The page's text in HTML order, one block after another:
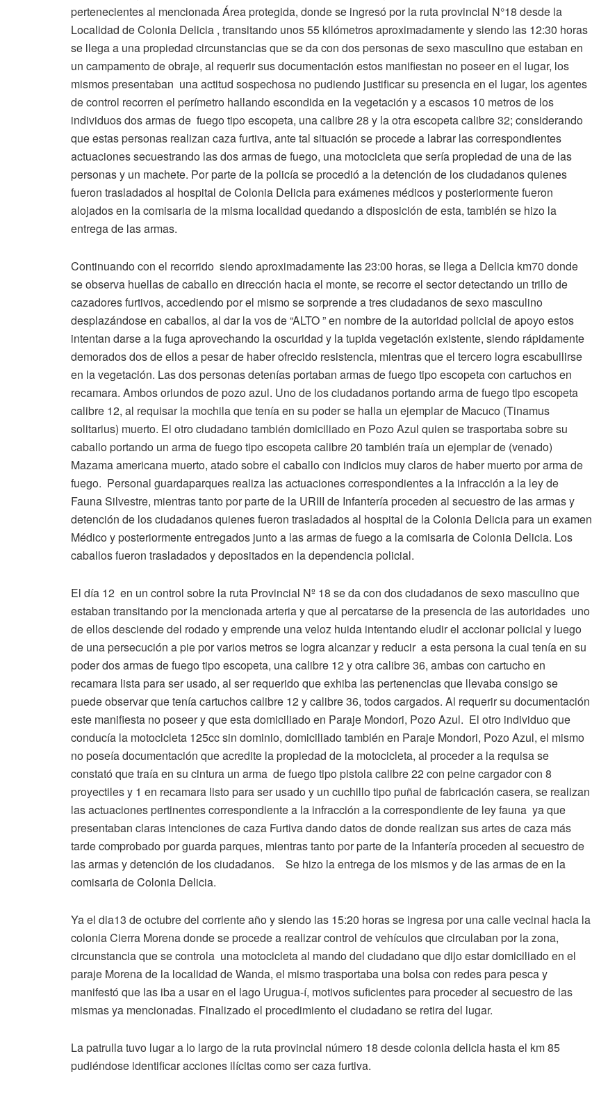
pertenecientes al mencionada Área protegida, donde se ingresó por la ruta provincial N°18 desde la
Localidad de Colonia Delicia , transitando unos 55 kilómetros aproximadamente y siendo las 12:30 horas
se llega a una propiedad circunstancias que se da con dos personas de sexo masculino que estaban en
un campamento de obraje, al requerir sus documentación estos manifiestan no poseer en el lugar, los
mismos presentaban una actitud sospechosa no pudiendo justificar su presencia en el lugar, los agentes
de control recorren el perímetro hallando escondida en la vegetación y a escasos 10 metros de los
individuos dos armas de fuego tipo escopeta, una calibre 28 y la otra escopeta calibre 32; considerando
que estas personas realizan caza furtiva, ante tal situación se procede a labrar las correspondientes
actuaciones secuestrando las dos armas de fuego, una motocicleta que sería propiedad de una de las
personas y un machete. Por parte de la policía se procedió a la detención de los ciudadanos quienes
fueron trasladados al hospital de Colonia Delicia para exámenes médicos y posteriormente fueron
alojados en la comisaria de la misma localidad quedando a disposición de esta, también se hizo la
entrega de las armas.
Continuando con el recorrido siendo aproximadamente las 23:00 horas, se llega a Delicia km70 donde
se observa huellas de caballo en dirección hacia el monte, se recorre el sector detectando un trillo de
cazadores furtivos, accediendo por el mismo se sorprende a tres ciudadanos de sexo masculino
desplazándose en caballos, al dar la vos de “ALTO ” en nombre de la autoridad policial de apoyo estos
intentan darse a la fuga aprovechando la oscuridad y la tupida vegetación existente, siendo rápidamente
demorados dos de ellos a pesar de haber ofrecido resistencia, mientras que el tercero logra escabullirse
en la vegetación. Las dos personas detenías portaban armas de fuego tipo escopeta con cartuchos en
recamara. Ambos oriundos de pozo azul. Uno de los ciudadanos portando arma de fuego tipo escopeta
calibre 12, al requisar la mochila que tenía en su poder se halla un ejemplar de Macuco (Tinamus
solitarius) muerto. El otro ciudadano también domiciliado en Pozo Azul quien se trasportaba sobre su
caballo portando un arma de fuego tipo escopeta calibre 20 también traía un ejemplar de (venado)
Mazama americana muerto, atado sobre el caballo con indicios muy claros de haber muerto por arma de
fuego. Personal guardaparques realiza las actuaciones correspondientes a la infracción a la ley de
Fauna Silvestre, mientras tanto por parte de la URIII de Infantería proceden al secuestro de las armas y
detención de los ciudadanos quienes fueron trasladados al hospital de la Colonia Delicia para un examen
Médico y posteriormente entregados junto a las armas de fuego a la comisaria de Colonia Delicia. Los
caballos fueron trasladados y depositados en la dependencia policial.
El día 12 en un control sobre la ruta Provincial Nº 18 se da con dos ciudadanos de sexo masculino que
estaban transitando por la mencionada arteria y que al percatarse de la presencia de las autoridades uno
de ellos desciende del rodado y emprende una veloz huida intentando eludir el accionar policial y luego
de una persecución a pie por varios metros se logra alcanzar y reducir a esta persona la cual tenía en su
poder dos armas de fuego tipo escopeta, una calibre 12 y otra calibre 36, ambas con cartucho en
recamara lista para ser usado, al ser requerido que exhiba las pertenencias que llevaba consigo se
puede observar que tenía cartuchos calibre 12 y calibre 36, todos cargados. Al requerir su documentación
este manifiesta no poseer y que esta domiciliado en Paraje Mondori, Pozo Azul. El otro individuo que
conducía la motocicleta 125cc sin dominio, domiciliado también en Paraje Mondori, Pozo Azul, el mismo
no poseía documentación que acredite la propiedad de la motocicleta, al proceder a la requisa se
constató que traía en su cintura un arma de fuego tipo pistola calibre 22 con peine cargador con 8
proyectiles y 1 en recamara listo para ser usado y un cuchillo tipo puñal de fabricación casera, se realizan
las actuaciones pertinentes correspondiente a la infracción a la correspondiente de ley fauna ya que
presentaban claras intenciones de caza Furtiva dando datos de donde realizan sus artes de caza más
tarde comprobado por guarda parques, mientras tanto por parte de la Infantería proceden al secuestro de
las armas y detención de los ciudadanos. Se hizo la entrega de los mismos y de las armas de en la
comisaria de Colonia Delicia.
Ya el dia13 de octubre del corriente año y siendo las 15:20 horas se ingresa por una calle vecinal hacia la
colonia Cierra Morena donde se procede a realizar control de vehículos que circulaban por la zona,
circunstancia que se controla una motocicleta al mando del ciudadano que dijo estar domiciliado en el
paraje Morena de la localidad de Wanda, el mismo trasportaba una bolsa con redes para pesca y
manifestó que las iba a usar en el lago Urugua-í, motivos suficientes para proceder al secuestro de las
mismas ya mencionadas. Finalizado el procedimiento el ciudadano se retira del lugar.
La patrulla tuvo lugar a lo largo de la ruta provincial número 18 desde colonia delicia hasta el km 85
pudiéndose identificar acciones ilícitas como ser caza furtiva.